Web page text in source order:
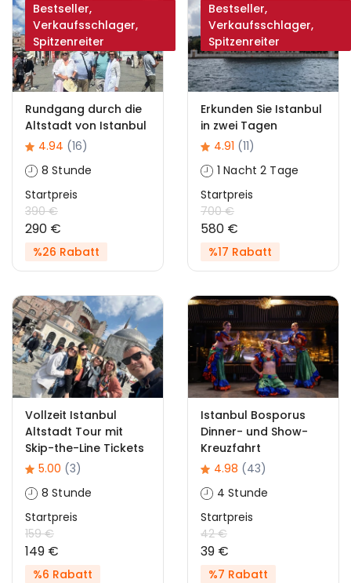
Bestseller,
Verkaufsschlager,
Spitzenreiter
Rundgang durch die
Altstadt von Istanbul
4.94 (16)
8 Stunde
Startpreis
390 €
290 €
%26 Rabatt
Bestseller,
Verkaufsschlager,
Spitzenreiter
Erkunden Sie Istanbul
in zwei Tagen
4.91 (11)
1 Nacht 2 Tage
Startpreis
700 €
580 €
%17 Rabatt
Vollzeit Istanbul
Altstadt Tour mit
Skip-the-Line Tickets
5.00 (3)
8 Stunde
Startpreis
159 €
149 €
%6 Rabatt
Istanbul Bosporus
Dinner- und Show-
Kreuzfahrt
4.98 (43)
4 Stunde
Startpreis
42 €
39 €
%7 Rabatt